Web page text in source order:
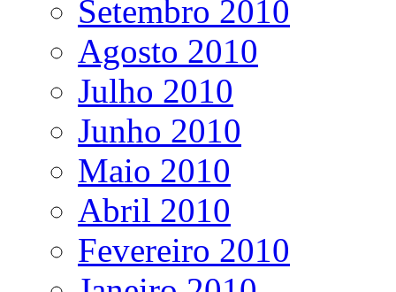
Setembro 2010
Agosto 2010
Julho 2010
Junho 2010
Maio 2010
Abril 2010
Fevereiro 2010